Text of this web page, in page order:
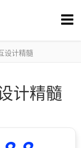
切
换
设计精髓
计精髓